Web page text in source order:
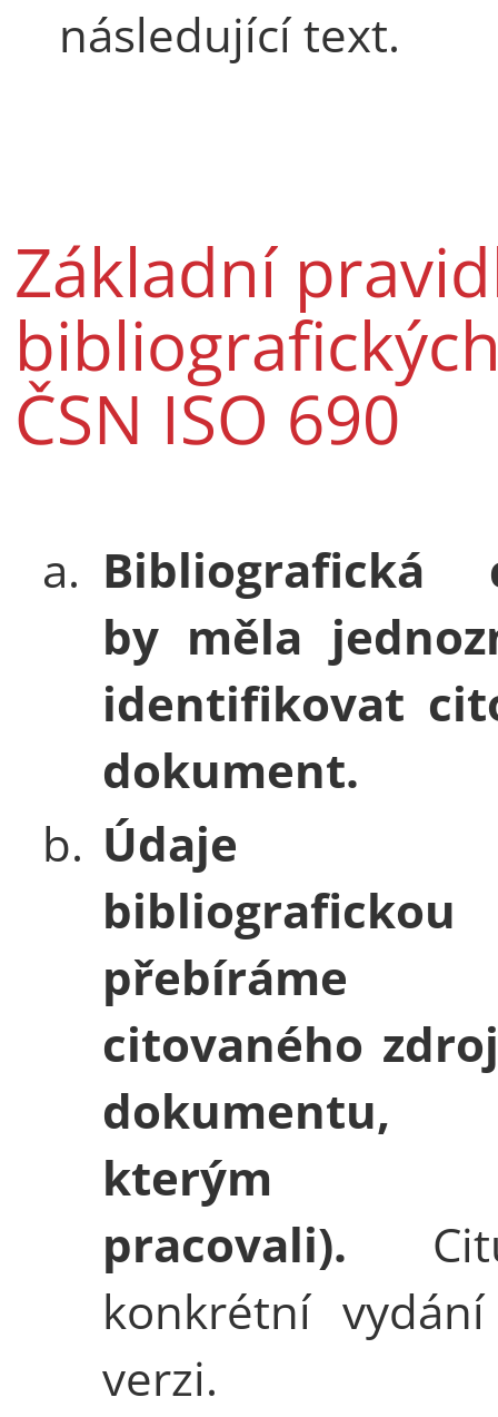
následující text.
Základní
ČSN ISO 690
a. Bibliografická
by měla
identifikovat
dokument.
b. Údaje
bibliografickou
citovaného
kterým
pracovali).
konkrétní
verzi.